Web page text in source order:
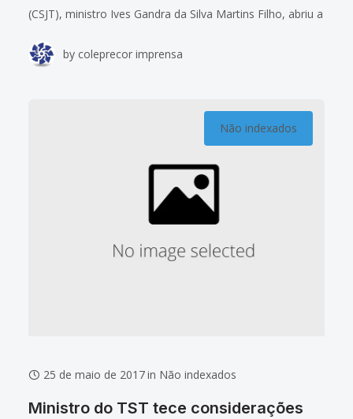
(CSJT), ministro Ives Gandra da Silva Martins Filho, abriu a
Tribunais Regionais do
by coleprecor imprensa
Não indexados
25 de maio de 2017in Não indexados
Ministro do TST tece considerações